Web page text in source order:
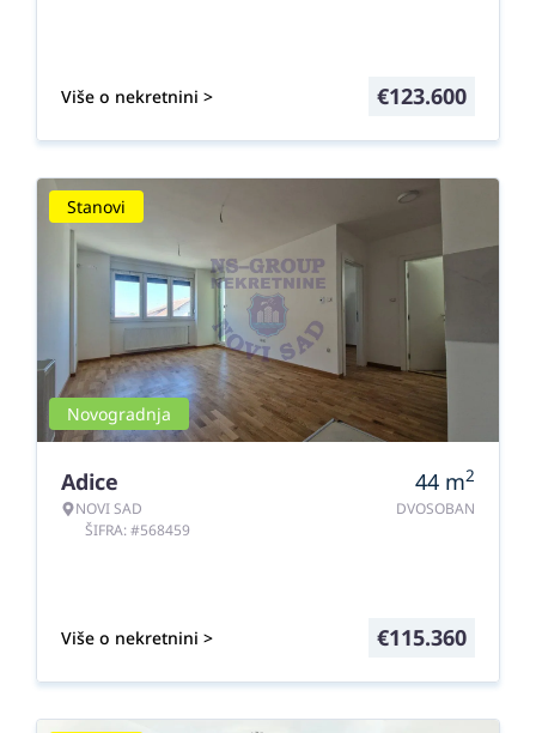
Više o nekretnini > €123.600
Stanovi
Novogradnja
Adice
NOVI SAD
ŠIFRA: #568459
44 m2
DVOSOBAN
Više o nekretnini > €115.360